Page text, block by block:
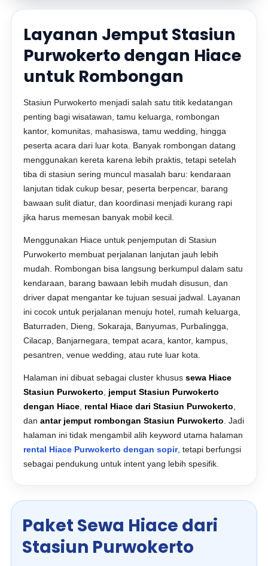
Layanan Jemput Stasiun
Purwokerto dengan Hiace
untuk Rombongan
Stasiun Purwokerto menjadi salah satu titik kedatangan
penting bagi wisatawan, tamu keluarga, rombongan
kantor, komunitas, mahasiswa, tamu wedding, hingga
peserta acara dari luar kota. Banyak rombongan datang
menggunakan kereta karena lebih praktis, tetapi setelah
tiba di stasiun sering muncul masalah baru: kendaraan
lanjutan tidak cukup besar, peserta berpencar, barang
bawaan sulit diatur, dan koordinasi menjadi kurang rapi
jika harus memesan banyak mobil kecil.
Menggunakan Hiace untuk penjemputan di Stasiun
Purwokerto membuat perjalanan lanjutan jauh lebih
mudah. Rombongan bisa langsung berkumpul dalam satu
kendaraan, barang bawaan lebih mudah disusun, dan
driver dapat mengantar ke tujuan sesuai jadwal. Layanan
ini cocok untuk perjalanan menuju hotel, rumah keluarga,
Baturraden, Dieng, Sokaraja, Banyumas, Purbalingga,
Cilacap, Banjarnegara, tempat acara, kantor, kampus,
pesantren, venue wedding, atau rute luar kota.
Halaman ini dibuat sebagai cluster khusussewa Hiace
Stasiun Purwokerto
jemput Stasiun Purwokerto
dengan Hiace rental Hiace dari Stasiun Purwokerto
danantar jemput rombongan Stasiun Purwokerto . Jadi
halaman ini tidak mengambil alih keyword utama halaman
rental Hiace Purwokerto dengan sopir, tetapi berfungsi
sebagai pendukung untuk intent yang lebih spesifik.
Paket Sewa Hiace dari
Stasiun Purwokerto